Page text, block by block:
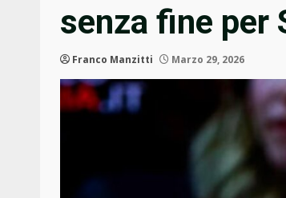
senza fine per
Franco Manzitti Marzo 29, 2026